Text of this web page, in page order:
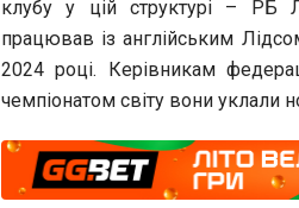
клубу у цій структурі – РБ
працював із англійським
2024 році. Керівникам
чемпіонатом світу вони уклали